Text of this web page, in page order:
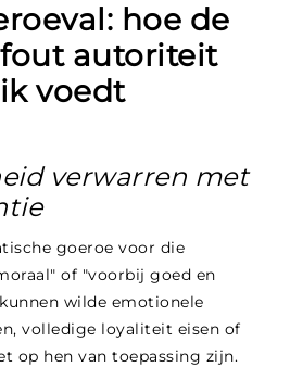
hoe de
fout autoriteit
voedt
verwarren met
goeroe voor die
of "voorbij goed en
wilde emotionele
volledige loyaliteit eisen of
op hen van toepassing zijn.